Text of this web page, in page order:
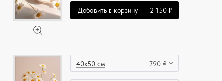
Добавить в корзину 2 150 ₽
40x50 см 790 ₽